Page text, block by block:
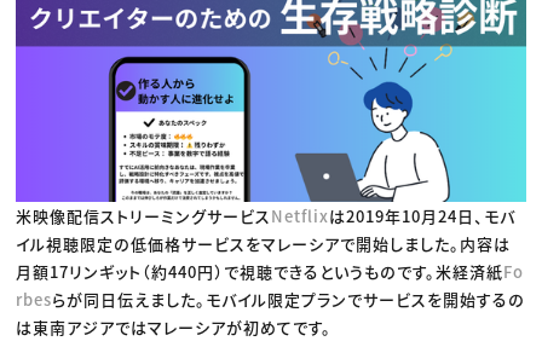
広告
出版
CREATIVE VILLAGEからのお知らせ
プロフェッショナル×つながる×メディア
米映像配信ストリーミングサービス Netflixは2019年10月24日、モバ
イル視聴限定の低価格サービスをマレーシアで開始しました。内容は
月額17リンギット（約440円）で視聴できるというものです。米経済紙Fo
rbesらが同日伝えました。モバイル限定プランでサービスを開始するの
は東南アジアではマレーシアが初めてです。